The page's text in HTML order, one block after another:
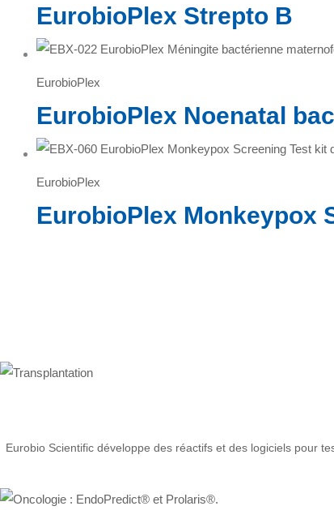
EurobioPlex Strepto B
EurobioPlex
EurobioPlex Noenatal
EurobioPlex
EurobioPlex Monkeypox
Eurobio Scientific développe des réactifs et des logiciels pour